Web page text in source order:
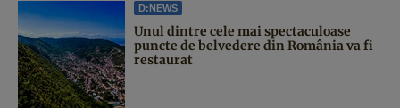
D:NEWS
Unul dintre cele mai spectaculoase
puncte de belvedere din România va fi
restaurat